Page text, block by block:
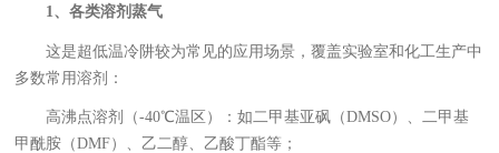
1、各类溶剂蒸气
这是超低温冷阱较为常见的应用场景，覆盖实验室和化工生产中
多数常用溶剂：
高沸点溶剂（-40℃温区）：如二甲基亚砜（DMSO）、二甲基
甲酰胺（DMF）、乙二醇、乙酸丁酯等；